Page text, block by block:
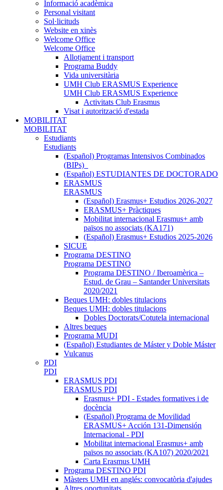
Informació acadèmica
Personal visitant
Sol·licituds
Website en xinès
Welcome Office
Welcome Office
Allotjament i transport
Programa Buddy
Vida universitària
UMH Club ERASMUS Experience
UMH Club ERASMUS Experience
Activitats Club Erasmus
Visat i autorització d'estada
MOBILITAT
MOBILITAT
Estudiants
Estudiants
(Español) Programas Intensivos Combinados
(BIPs)_
(Español) ESTUDIANTES DE DOCTORADO
ERASMUS
ERASMUS
(Español) Erasmus+ Estudios 2026-2027
ERASMUS+ Pràctiques
Mobilitat internacional Erasmus+ amb
països no associats (KA171)
(Español) Erasmus+ Estudios 2025-2026
SICUE
Programa DESTINO
Programa DESTINO
Programa DESTINO / Iberoamèrica –
Estud. de Grau – Santander Universitats
2020/2021
Beques UMH: dobles titulacions
Beques UMH: dobles titulacions
Dobles Doctorats/Cotutela internacional
Altres beques
Programa MUDI
(Español) Estudiantes de Máster y Doble Máster
Vulcanus
PDI
PDI
ERASMUS PDI
ERASMUS PDI
Erasmus+ PDI - Estades formatives i de
docència
(Español) Programa de Movilidad
ERASMUS+ Acción 131-Dimensión
Internacional - PDI
Mobilitat internacional Erasmus+ amb
països no associats (KA107) 2020/2021
Carta Erasmus UMH
Programa DESTINO PDI
Màsters UMH en anglés: convocatòria d'ajudes
Altres oportunitats